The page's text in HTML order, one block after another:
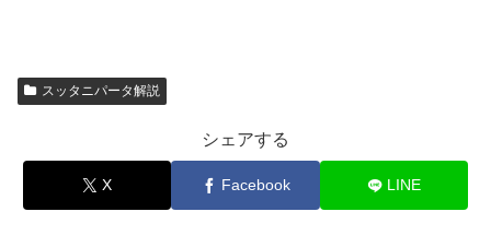
スッタニパータ解説
シェアする
X Facebook LINE